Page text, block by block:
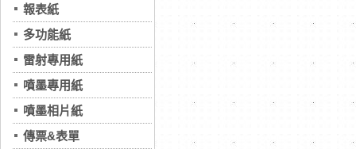
報表紙
多功能紙
雷射專用紙
噴墨專用紙
噴墨相片紙
傳票&表單